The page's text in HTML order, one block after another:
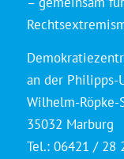
an der Philipps-
Wilhelm-Röpke-
35032 Marburg
Tel.: 06421 / 28